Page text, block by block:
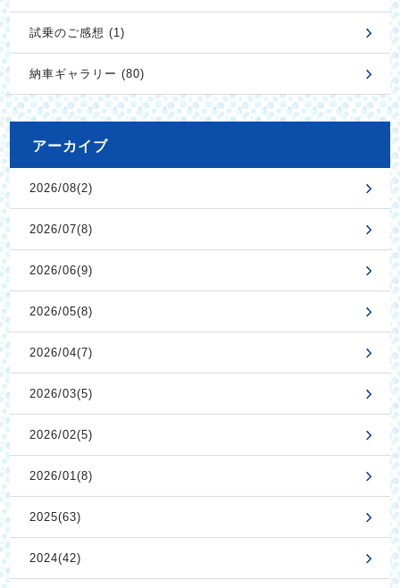
試乗のご感想 (1)
納車ギャラリー (80)
アーカイブ
2026/08(2)
2026/07(8)
2026/06(9)
2026/05(8)
2026/04(7)
2026/03(5)
2026/02(5)
2026/01(8)
2025(63)
2024(42)